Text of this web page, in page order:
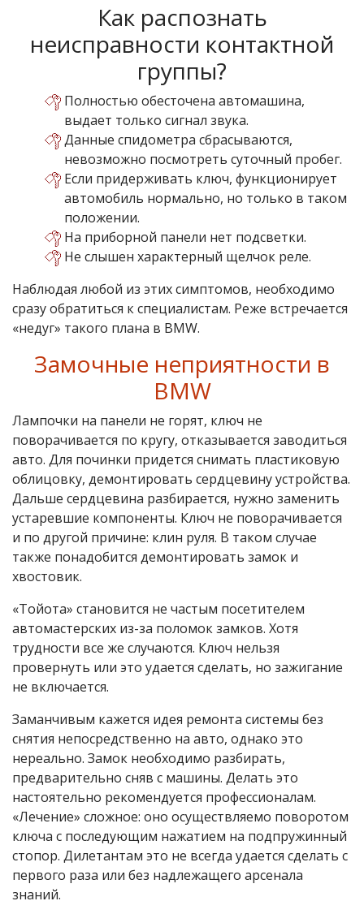
Как распознать
неисправности контактной
группы?
Полностью обесточена автомашина,
выдает только сигнал звука.
Данные спидометра сбрасываются,
невозможно посмотреть суточный пробег.
Если придерживать ключ, функционирует
автомобиль нормально, но только в таком
положении.
На приборной панели нет подсветки.
Не слышен характерный щелчок реле.
Наблюдая любой из этих симптомов, необходимо
сразу обратиться к специалистам. Реже встречается
«недуг» такого плана в BMW.
Замочные неприятности в
BMW
Лампочки на панели не горят, ключ не
поворачивается по кругу, отказывается заводиться
авто. Для починки придется снимать пластиковую
облицовку, демонтировать сердцевину устройства.
Дальше сердцевина разбирается, нужно заменить
устаревшие компоненты. Ключ не поворачивается
и по другой причине: клин руля. В таком случае
также понадобится демонтировать замок и
хвостовик.
«Тойота» становится не частым посетителем
автомастерских из-за поломок замков. Хотя
трудности все же случаются. Ключ нельзя
провернуть или это удается сделать, но зажигание
не включается.
Заманчивым кажется идея ремонта системы без
снятия непосредственно на авто, однако это
нереально. Замок необходимо разбирать,
предварительно сняв с машины. Делать это
настоятельно рекомендуется профессионалам.
«Лечение» сложное: оно осуществляемо поворотом
ключа с последующим нажатием на подпружинный
стопор. Дилетантам это не всегда удается сделать с
первого раза или без надлежащего арсенала
знаний.